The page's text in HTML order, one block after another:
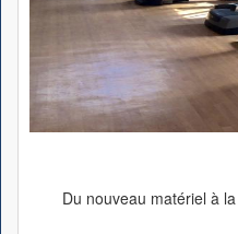
Du nouveau matériel à